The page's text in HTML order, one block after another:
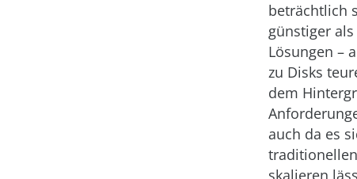
beträchtlich
günstiger
Lösungen –
zu Disks
dem
auch da es
skalieren